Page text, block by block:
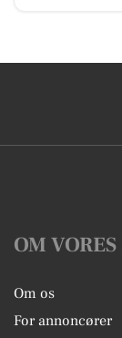
OM
Om os
For annoncører